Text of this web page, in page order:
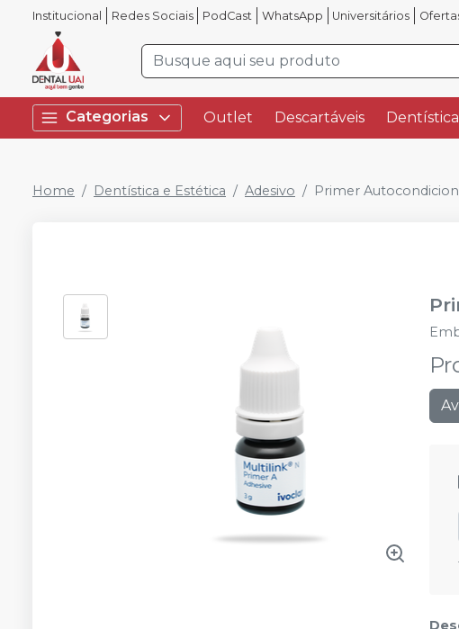
Institucional Redes Sociais PodCast WhatsApp Universitários
Categorias Outlet Descartáveis Dentística
Home Dentística e Estética Adesivo Primer